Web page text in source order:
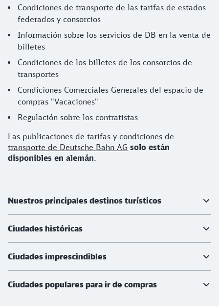
Condiciones de transporte de las tarifas de estados
federados y consorcios
Información sobre los servicios de DB en la venta de
billetes
Condiciones de los billetes de los consorcios de
transportes
Condiciones Comerciales Generales del espacio de
compras "Vacaciones"
Regulación sobre los contratistas
Las publicaciones de tarifas y condiciones de
transporte de Deutsche Bahn AG solo están
disponibles en alemán.
Nuestros principales destinos turísticos
Ciudades históricas
Ciudades imprescindibles
Ciudades populares para ir de compras